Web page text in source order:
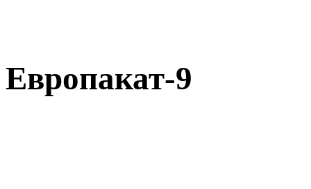
Европакат-9